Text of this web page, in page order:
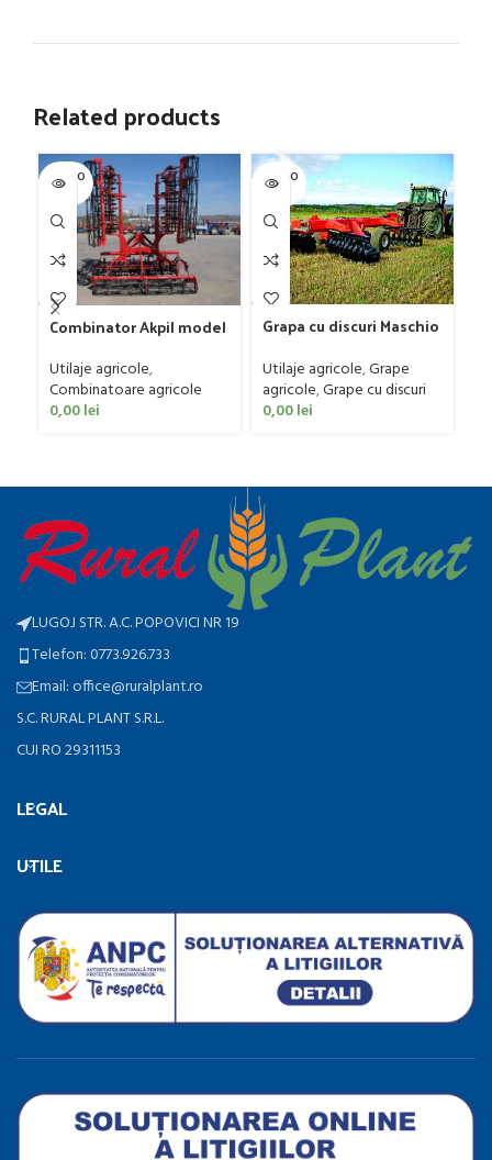
Related products
SOLD O
UT
Combinator Akpil model
Utilaje agricole,
Combinatoare agricole
0,00lei
SOLD O
UT
Grapa cu discuri Maschio
Utilaje agricole,Grape
agricole,Grape cu discuri
0,00lei
LUGOJ STR. A.C. POPOVICI NR 19
Telefon: 0773.926.733
Email: office@ruralplant.ro
S.C. RURAL PLANT S.R.L.
CUI RO 29311153
LEGAL
UTILE